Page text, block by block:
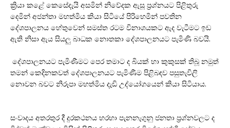
ක්‍රියා කළේ කෙසේදැයි අසමින් නිවේදක ඇසූ ප්‍රශ්නයට පිළිතුරු
දෙමින් අජන්තා මහත්මිය කියා සිටියේ පිරිහෙමින් පවතින
දේශපාලනය හේතුවෙන් සමස්ත රටම විනාශයකට ඇද වැටීමට ඉඩ
ඇති නිසා ඇය සියලු බාධක නොතකා දේශපාලනයට පැමිණි බවයි.
දේශපාලනයට පැමිණීමට පෙර තමාට ද බියක් හා කුකුසක් තිබූ නමුත්
තමන් කෙදිනකවත් දේශපාලනයට පැමිණීම පිළිබඳව පසුතැවිලි
නොවන බවට නිරූපා මහත්මිය දැඩි උද්යෝගයෙන් කියා සිටියාය.
සංවාදය අතරතුර දී දුරකථනය හරහා පැනනැගුනු ජනතා ප්‍රශ්නවලට ද